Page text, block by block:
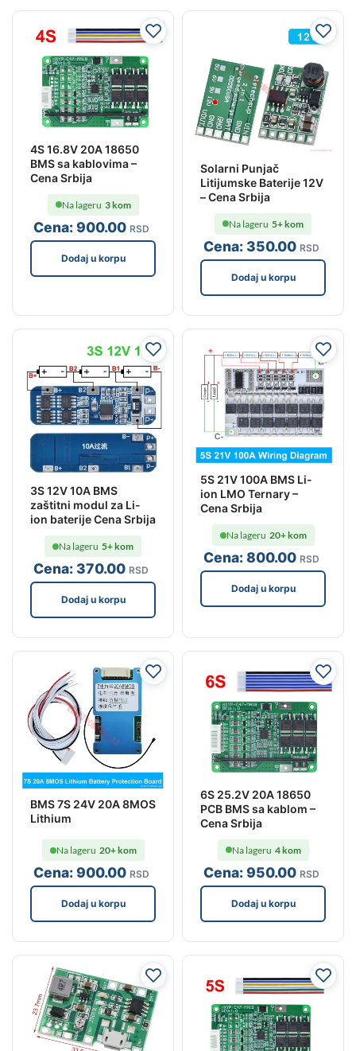
4S 16.8V 20A 18650
BMS sa kablovima –
Cena Srbija
Cena:900.00 RSD
Na lageru 3 kom
Dodaj u korpu
Solarni Punjač
Litijumske Baterije 12V
– Cena Srbija
Cena:350.00 RSD
Na lageru 5+ kom
Dodaj u korpu
3S 12V 10A BMS
zaštitni modul za Li-
ion baterije Cena Srbija
Cena:370.00 RSD
Na lageru 5+ kom
Dodaj u korpu
5S 21V 100A BMS Li-
ion LMO Ternary –
Cena Srbija
Cena:800.00 RSD
Na lageru 20+ kom
Dodaj u korpu
BMS 7S 24V 20A 8MOS
Lithium
Cena:900.00 RSD
Na lageru 20+ kom
Dodaj u korpu
6S 25.2V 20A 18650
PCB BMS sa kablom –
Cena Srbija
Cena:950.00 RSD
Na lageru 4 kom
Dodaj u korpu